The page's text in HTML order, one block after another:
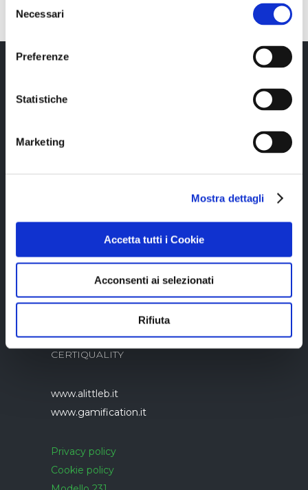
delNecessari
Preferenze
Statistiche
Marketing
Mostra dettagli
Accetta tutti i Cookie
Acconsenti ai selezionati
Rifiuta
Azienda con sistema di gestione qualità
UNI EN ISO 9001:2015 certificato da
CERTIQUALITY
www.alittleb.it
www.gamification.it
Privacy policy
Cookie policy